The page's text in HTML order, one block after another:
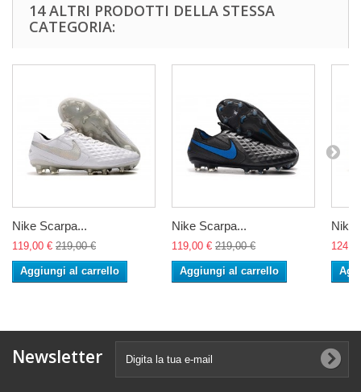
14 ALTRI PRODOTTI DELLA STESSA
CATEGORIA:
Nike Scarpa...
119,00 € 219,00 €
Aggiungi al carrello
Nike Scarpa...
119,00 € 219,00 €
Aggiungi al carrello
Nike
Newsletter